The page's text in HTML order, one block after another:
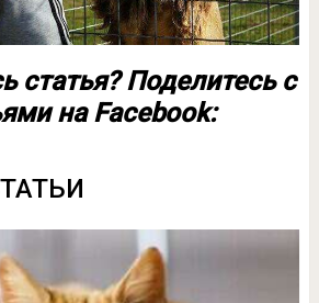
статья? Поделитесь с
на Facebook: